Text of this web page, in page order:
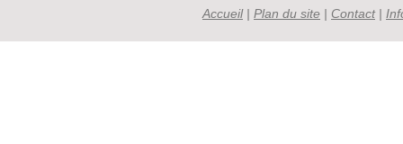
Accueil| Plan du site | Contact|